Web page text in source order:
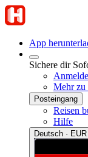
App
Sichere dir
Mehr zu
Posteingang
Reisen
Hilfe
Deutsch ·